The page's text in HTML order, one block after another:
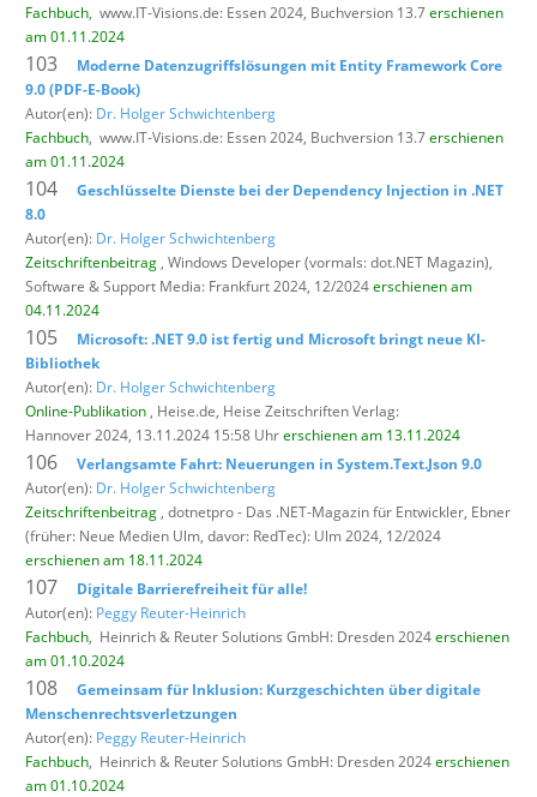
Fachbuch, www.IT-Visions.de: Essen 2024, Buchversion 13.7erschienen
am 01.11.2024
103
Moderne Datenzugriffslösungen mit Entity Framework Core
9.0 (PDF-E-Book)
Autor(en): Dr. Holger Schwichtenberg
Fachbuch, www.IT-Visions.de: Essen 2024, Buchversion 13.7erschienen
am 01.11.2024
104
Geschlüsselte Dienste bei der Dependency Injection in .NET
8.0
Autor(en): Dr. Holger Schwichtenberg
Zeitschriftenbeitrag , Windows Developer (vormals: dot.NET Magazin),
Software & Support Media: Frankfurt 2024, 12/2024erschienen am
04.11.2024
105
Microsoft: .NET 9.0 ist fertig und Microsoft bringt neue KI-
Bibliothek
Autor(en): Dr. Holger Schwichtenberg
Online-Publikation , Heise.de, Heise Zeitschriften Verlag:
Hannover 2024, 13.11.2024 15:58 Uhrerschienen am 13.11.2024
106
Verlangsamte Fahrt: Neuerungen in System.Text.Json 9.0
Autor(en): Dr. Holger Schwichtenberg
Zeitschriftenbeitrag , dotnetpro - Das .NET-Magazin für Entwickler, Ebner
(früher: Neue Medien Ulm, davor: RedTec): Ulm 2024, 12/2024
erschienen am 18.11.2024
107
Digitale Barrierefreiheit für alle!
Autor(en): Peggy Reuter-Heinrich
Fachbuch, Heinrich & Reuter Solutions GmbH: Dresden 2024erschienen
am 01.10.2024
108
Gemeinsam für Inklusion: Kurzgeschichten über digitale
Menschenrechtsverletzungen
Autor(en): Peggy Reuter-Heinrich
Fachbuch, Heinrich & Reuter Solutions GmbH: Dresden 2024erschienen
am 01.10.2024